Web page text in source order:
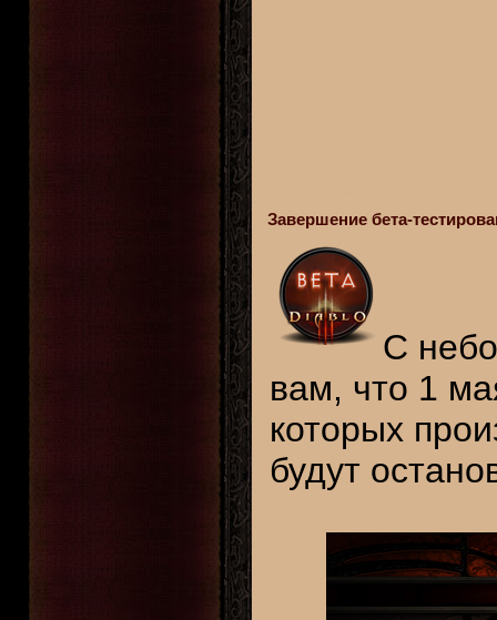
Завершение бета-
С
вам, что 1
которых
будут